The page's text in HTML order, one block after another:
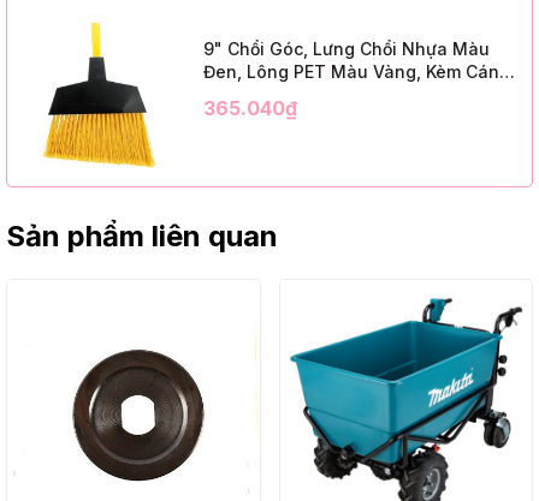
9" Chổi Góc, Lưng Chổi Nhựa Màu
Đen, Lông PET Màu Vàng, Kèm Cán
12 Bộ/Thùng (9" Angle Broom, Black
365.040₫
Sản phẩm liên quan